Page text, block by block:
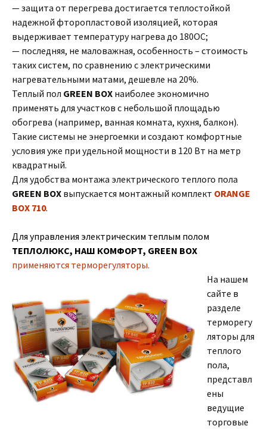
— защита от перегрева достигается теплостойкой
надежной фторопластовой изоляцией, которая
выдерживает температуру нагрева до 180ОС;
— последняя, не маловажная, особенность – стоимость
таких систем, по сравнению с электрическими
нагревательными матами, дешевле на 20%.
Теплый пол GREEN BOX наиболее экономично
применять для участков с небольшой площадью
обогрева (например, ванная комната, кухня, балкон).
Такие системы не энергоемки и создают комфортные
условия уже при удельной мощности в 120 Вт на метр
квадратный.
Для удобства монтажа электрического теплого пола
GREEN BOX выпускается монтажный комплект ORANGE
BOX 710.
Для управления электрическим теплым полом
ТЕПЛОЛЮКС, НАШ КОМФОРТ, GREEN BOX
применяются терморегуляторы.
На нашем
сайте в
разделе
терморегу
ляторы для
теплого
пола,
представл
ены
ведущие
торговые